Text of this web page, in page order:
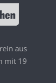
aus
mit 19